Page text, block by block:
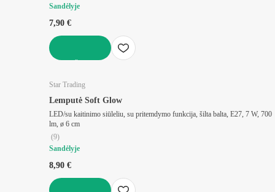
Sandėlyje
7,90 €
Star Trading
Lemputė Soft Glow
LED/su kaitinimo siūleliu, su pritemdymo funkcija, šilta balta, E27, 7 W, 700
lm, ø 6 cm
(9)
Sandėlyje
8,90 €